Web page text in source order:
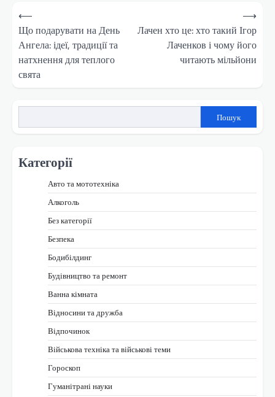
Навігація
записів
⟵
Що подарувати на День
Ангела: ідеї, традиції та
натхнення для теплого
свята
Лачен хто це: хто такий Ігор
Лаченков і чому його
читають мільйони
⟶
Пошук
Категорії
Авто та мототехніка
Алкоголь
Без категорії
Безпека
Бодибілдинг
Будівництво та ремонт
Ванна кімната
Відносини та дружба
Відпочинок
Військова техніка та військові теми
Гороскоп
Гуманітрані науки